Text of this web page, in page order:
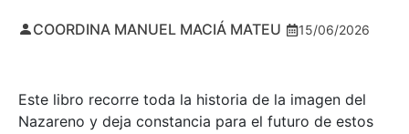
COORDINA MANUEL MACIÁ MATEU 15/06/2026
Este libro recorre toda la historia de la imagen del
Nazareno y deja constancia para el futuro de estos